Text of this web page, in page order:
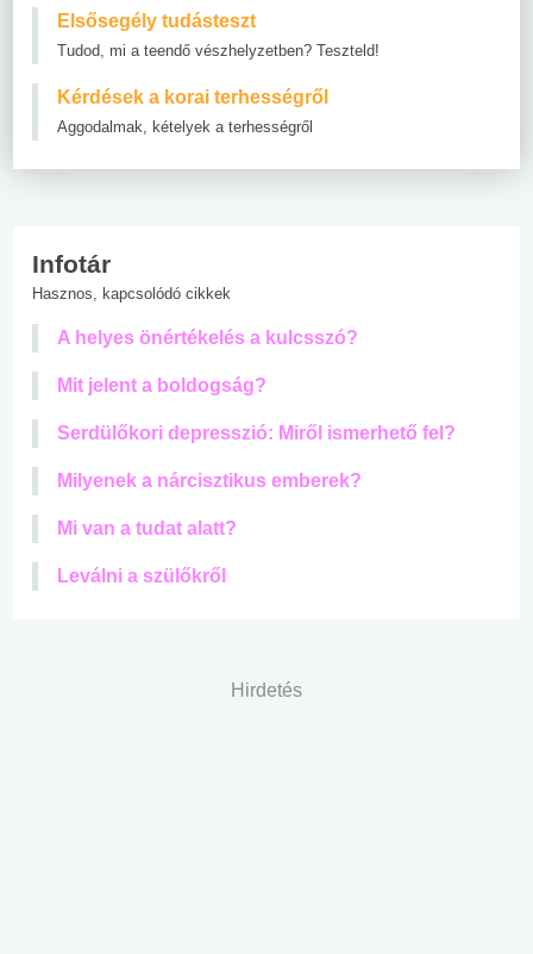
Elsősegély tudásteszt
Tudod, mi a teendő vészhelyzetben? Teszteld!
Kérdések a korai terhességről
Aggodalmak, kételyek a terhességről
Infotár
Hasznos, kapcsolódó cikkek
A helyes önértékelés a kulcsszó?
Mit jelent a boldogság?
Serdülőkori depresszió: Miről ismerhető fel?
Milyenek a nárcisztikus emberek?
Mi van a tudat alatt?
Leválni a szülőkről
Hirdetés